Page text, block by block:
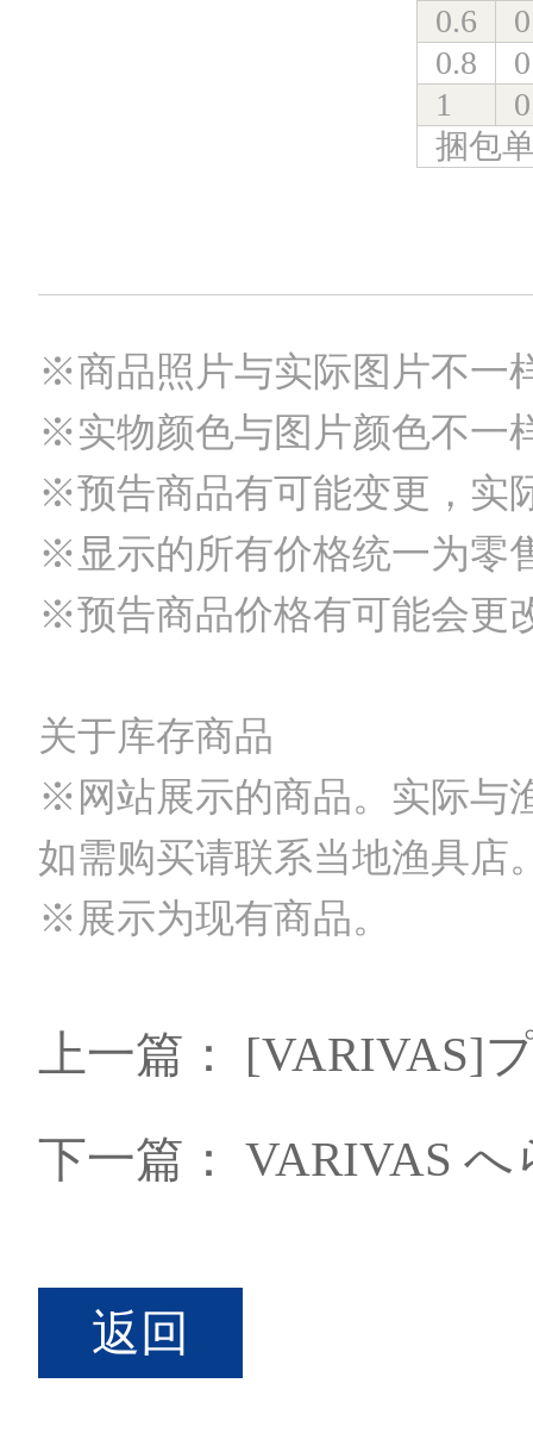
0.6
0.8
1
捆包
※商品照片与实际图片不一
※实物颜色与图片颜色不一
※预告商品有可能变更，实
※显示的所有价格统一为零
※预告商品价格有可能会更
关于库存商品
※网站展示的商品。实际与
如需购买请联系当地渔具店
※展示为现有商品。
上一篇： [VARIVAS]
下一篇：VARIVAS へ
返回